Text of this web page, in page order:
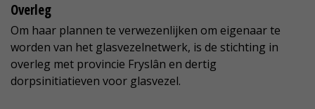
Overleg
Om haar plannen te verwezenlijken om eigenaar te
worden van het glasvezelnetwerk, is de stichting in
overleg met provincie Fryslân en dertig
dorpsinitiatieven voor glasvezel.